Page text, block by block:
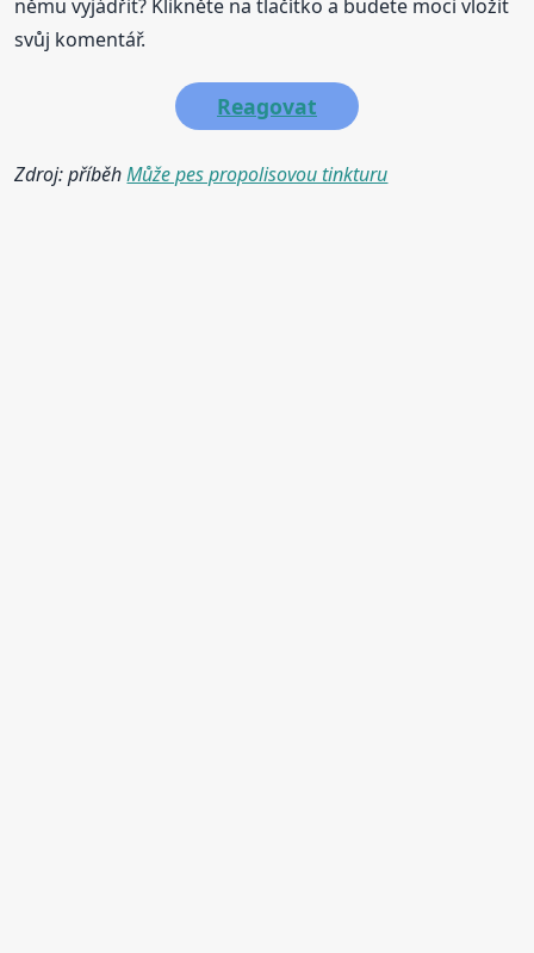
němu vyjádřit? Klikněte na tlačítko a budete moci vložit
svůj komentář.
Reagovat
Zdroj: příběhMůže pes propolisovou tinkturu